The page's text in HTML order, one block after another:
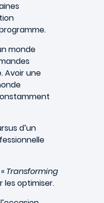
monde
Avoir une
d’un
Transforming
les optimiser.